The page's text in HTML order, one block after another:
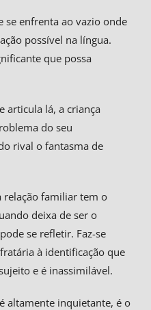
se enfrenta ao vazio onde
possível na língua.
que possa
articula lá, a criança
do seu
rival o fantasma de
relação familiar tem o
deixa de ser o
se refletir. Faz-se
à identificação que
e é inassimilável.
altamente inquietante, é o